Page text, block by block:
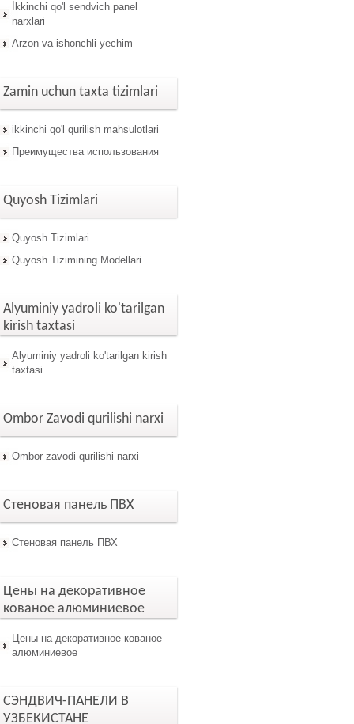
İkkinchi qo'l sendvich panel
narxlari
Arzon va ishonchli yechim
Zamin uchun taxta tizimlari
ikkinchi qo'l qurilish mahsulotlari
Преимущества использования
Quyosh Tizimlari
Quyosh Tizimlari
Quyosh Tizimining Modellari
Alyuminiy yadroli ko'tarilgan
kirish taxtasi
Alyuminiy yadroli ko'tarilgan kirish
taxtasi
Ombor Zavodi qurilishi narxi
Ombor zavodi qurilishi narxi
Стеновая панель ПВХ
Стеновая панель ПВХ
Цены на декоративное
кованое алюминиевое
Цены на декоративное кованое
алюминиевое
СЭНДВИЧ-ПАНЕЛИ В
УЗБЕКИСТАНЕ